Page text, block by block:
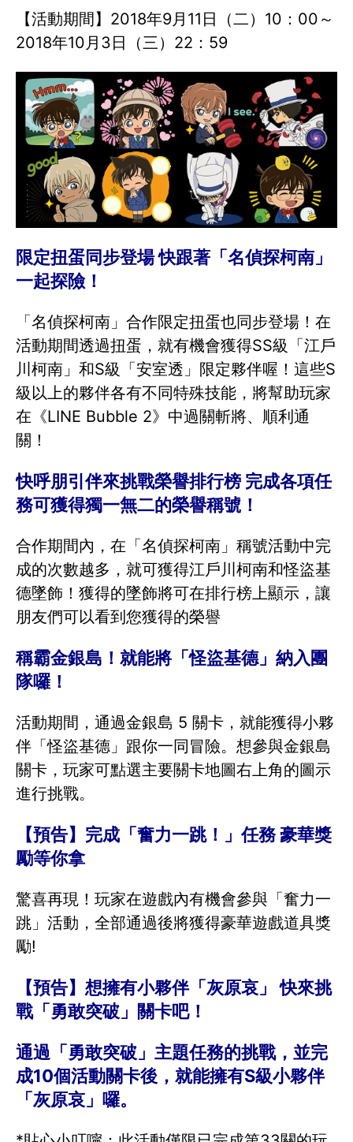
【活動期間】2018年9月11日（二）10：00～
2018年10月3日（三）22：59
限定扭蛋同步登場 快跟著「名偵探柯南」
一起探險！
「名偵探柯南」合作限定扭蛋也同步登場！在
活動期間透過扭蛋，就有機會獲得SS級「江戶
川柯南」和S級「安室透」限定夥伴喔！這些S
級以上的夥伴各有不同特殊技能，將幫助玩家
在《LINE Bubble 2》中過關斬將、順利通
關！
快呼朋引伴來挑戰榮譽排行榜 完成各項任
務可獲得獨一無二的榮譽稱號！
合作期間內，在「名偵探柯南」稱號活動中完
成的次數越多，就可獲得江戶川柯南和怪盜基
德墜飾！獲得的墜飾將可在排行榜上顯示，讓
朋友們可以看到您獲得的榮譽
稱霸金銀島！就能將「怪盜基德」納入團
隊囉！
活動期間，通過金銀島 5 關卡，就能獲得小夥
伴「怪盜基德」跟你一同冒險。想參與金銀島
關卡，玩家可點選主要關卡地圖右上角的圖示
進行挑戰。
【預告】完成「奮力一跳！」任務 豪華獎
勵等你拿
驚喜再現！玩家在遊戲內有機會參與「奮力一
跳」活動，全部通過後將獲得豪華遊戲道具獎
勵!
【預告】想擁有小夥伴「灰原哀」 快來挑
戰「勇敢突破」關卡吧！
通過「勇敢突破」主題任務的挑戰，並完
成10個活動關卡後，就能擁有S級小夥伴
「灰原哀」囉。